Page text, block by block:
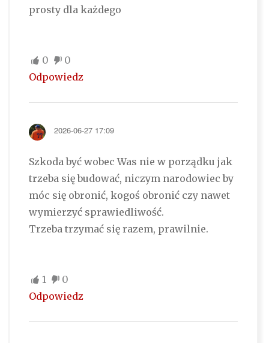
prosty dla każdego
0
0
Odpowiedz
2026-06-27 17:09
Szkoda być wobec Was nie w porządku jak
trzeba się budować, niczym narodowiec by
móc się obronić, kogoś obronić czy nawet
wymierzyć sprawiedliwość.
Trzeba trzymać się razem, prawilnie.
1
0
Odpowiedz